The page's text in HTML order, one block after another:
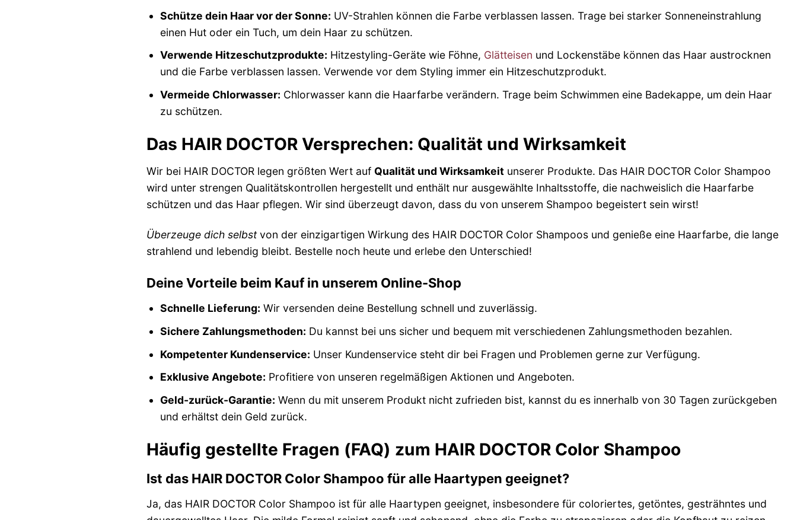
Schütze dein Haar vor der Sonne: UV-Strahlen können die Farbe verblassen lassen. Trage bei starker Sonneneinstrahlung
einen Hut oder ein Tuch, um dein Haar zu schützen.
Verwende Hitzeschutzprodukte: Hitzestyling-Geräte wie Föhne, Glätteisen und Lockenstäbe können das Haar austrocknen
und die Farbe verblassen lassen. Verwende vor dem Styling immer ein Hitzeschutzprodukt.
Vermeide Chlorwasser: Chlorwasser kann die Haarfarbe verändern. Trage beim Schwimmen eine Badekappe, um dein Haar
zu schützen.
Das HAIR DOCTOR Versprechen: Qualität und Wirksamkeit
Wir bei HAIR DOCTOR legen größten Wert auf Qualität und Wirksamkeit unserer Produkte. Das HAIR DOCTOR Color Shampoo
wird unter strengen Qualitätskontrollen hergestellt und enthält nur ausgewählte Inhaltsstoffe, die nachweislich die Haarfarbe
schützen und das Haar pflegen. Wir sind überzeugt davon, dass du von unserem Shampoo begeistert sein wirst!
Überzeuge dich selbstvon der einzigartigen Wirkung des HAIR DOCTOR Color Shampoos und genieße eine Haarfarbe, die lange
strahlend und lebendig bleibt. Bestelle noch heute und erlebe den Unterschied!
Deine Vorteile beim Kauf in unserem Online-Shop
Schnelle Lieferung: Wir versenden deine Bestellung schnell und zuverlässig.
Sichere Zahlungsmethoden: Du kannst bei uns sicher und bequem mit verschiedenen Zahlungsmethoden bezahlen.
Kompetenter Kundenservice: Unser Kundenservice steht dir bei Fragen und Problemen gerne zur Verfügung.
Exklusive Angebote: Profitiere von unseren regelmäßigen Aktionen und Angeboten.
Geld-zurück-Garantie: Wenn du mit unserem Produkt nicht zufrieden bist, kannst du es innerhalb von 30 Tagen zurückgeben
und erhältst dein Geld zurück.
Häufig gestellte Fragen (FAQ) zum HAIR DOCTOR Color Shampoo
Ist das HAIR DOCTOR Color Shampoo für alle Haartypen geeignet?
Ja, das HAIR DOCTOR Color Shampoo ist für alle Haartypen geeignet, insbesondere für coloriertes, getöntes, gesträhntes und